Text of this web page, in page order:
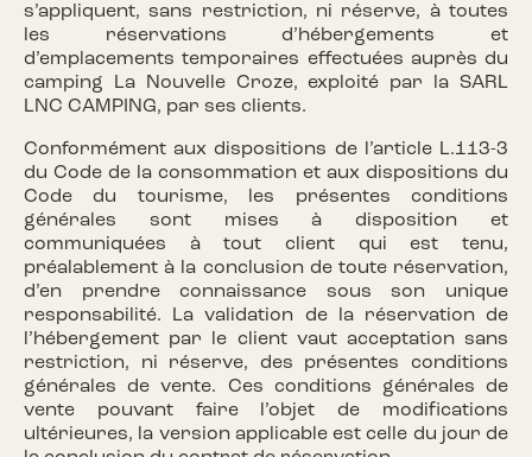
s’appliquent, sans restriction, ni réserve, à toutes
les réservations d’hébergements et
d’emplacements temporaires effectuées auprès du
camping La Nouvelle Croze, exploité par la SARL
LNC CAMPING, par ses clients.
Conformément aux dispositions de l’article L.113-3
du Code de la consommation et aux dispositions du
Code du tourisme, les présentes conditions
générales sont mises à disposition et
communiquées à tout client qui est tenu,
préalablement à la conclusion de toute réservation,
d’en prendre connaissance sous son unique
responsabilité. La validation de la réservation de
l’hébergement par le client vaut acceptation sans
restriction, ni réserve, des présentes conditions
générales de vente. Ces conditions générales de
vente pouvant faire l’objet de modifications
ultérieures, la version applicable est celle du jour de